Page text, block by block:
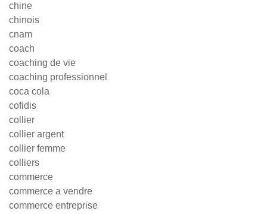
chine
chinois
cnam
coach
coaching de vie
coaching professionnel
coca cola
cofidis
collier
collier argent
collier femme
colliers
commerce
commerce a vendre
commerce entreprise